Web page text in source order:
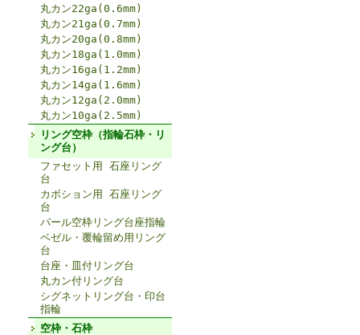
丸カン22ga(0.6mm)
丸カン21ga(0.7mm)
丸カン20ga(0.8mm)
丸カン18ga(1.0mm)
丸カン16ga(1.2mm)
丸カン14ga(1.6mm)
丸カン12ga(2.0mm)
丸カン10ga(2.5mm)
リング空枠（指輪石枠・リ
ング台）
ファセット用 石座リング
台
カボション用 石座リング
台
パール空枠リング台座指輪
ベゼル・覆輪留め用リング
台
台座・皿付リング台
丸カン付リング台
シグネットリング台・印台
指輪
空枠・石枠